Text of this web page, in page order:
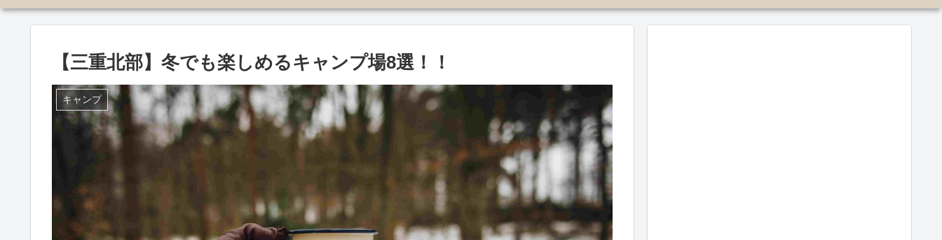
【三重北部】冬でも楽しめるキャンプ場8選！！
キャンプ